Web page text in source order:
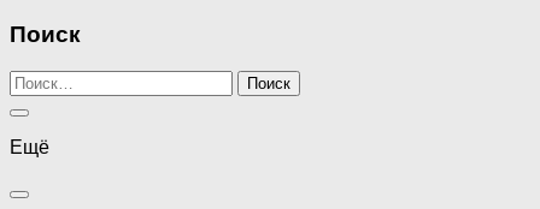
Поиск
Найти:
Ещё